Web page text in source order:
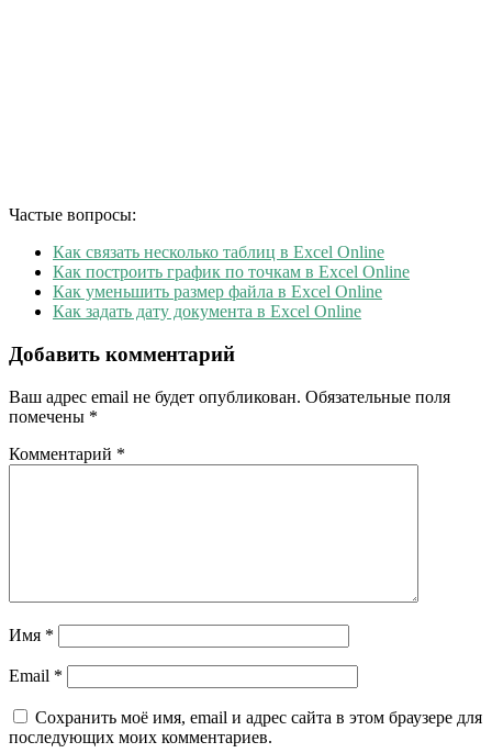
Частые вопросы:
Как связать несколько таблиц в Excel Online
Как построить график по точкам в Excel Online
Как уменьшить размер файла в Excel Online
Как задать дату документа в Excel Online
Добавить комментарий
Ваш адрес email не будет опубликован. Обязательные поля
помечены *
Комментарий *
Имя *
Email *
Сохранить моё имя, email и адрес сайта в этом браузере для
последующих моих комментариев.